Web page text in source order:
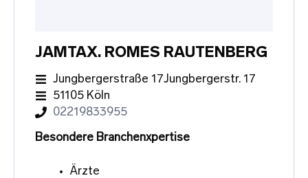
JAMTAX. ROMES RAUTENBERG
Jungbergerstraße 17Jungbergerstr. 17
51105 Köln
02219833955
Besondere Branchenxpertise
Ärzte